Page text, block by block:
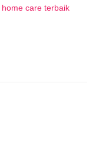
care terbaik